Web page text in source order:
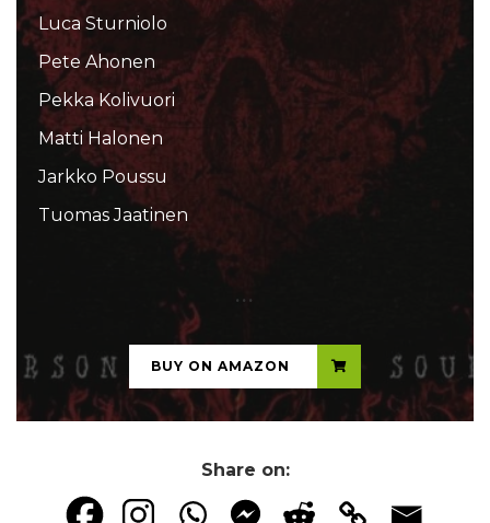
Luca Sturniolo
Pete Ahonen
Pekka Kolivuori
Matti Halonen
Jarkko Poussu
Tuomas Jaatinen
...
BUY ON AMAZON
Share on: